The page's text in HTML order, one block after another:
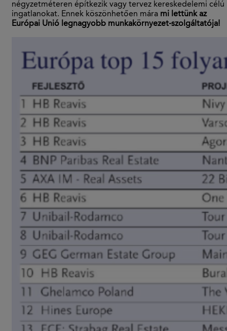
négyzetméteren építkezik vagy tervez kereskedelemi célú
ingatlanokat. Ennek köszönhetően mára mi lettünk az
Európai Unió legnagyobb munkakörnyezet-szolgáltatója!